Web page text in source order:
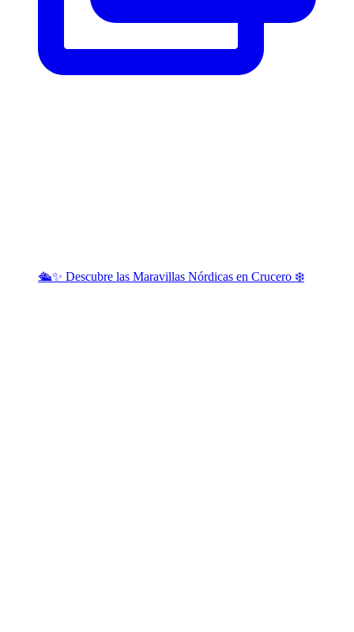
🛳️✨ Descubre las Maravillas Nórdicas en Crucero ❄️